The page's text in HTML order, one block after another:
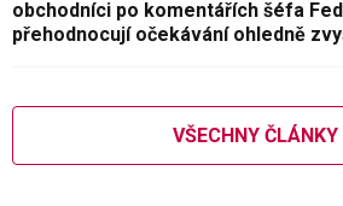
obchodníci po komentářích šéfa
přehodnocují očekávání ohledně
VŠECHNY ČLÁNKY